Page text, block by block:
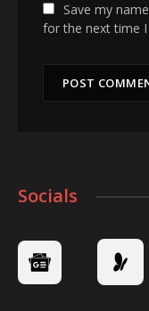
Save my
for the next time
Socials